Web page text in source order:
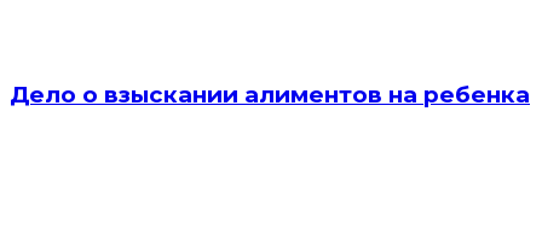
Дело о взыскании алиментов на ребенка